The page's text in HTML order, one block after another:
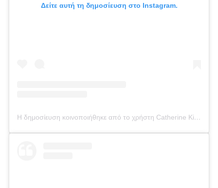
Δείτε αυτή τη δημοσίευση στο Instagram.
Η δημοσίευση κοινοποιήθηκε από το χρήστη Catherine Kikilia (@catherine_kikilia)